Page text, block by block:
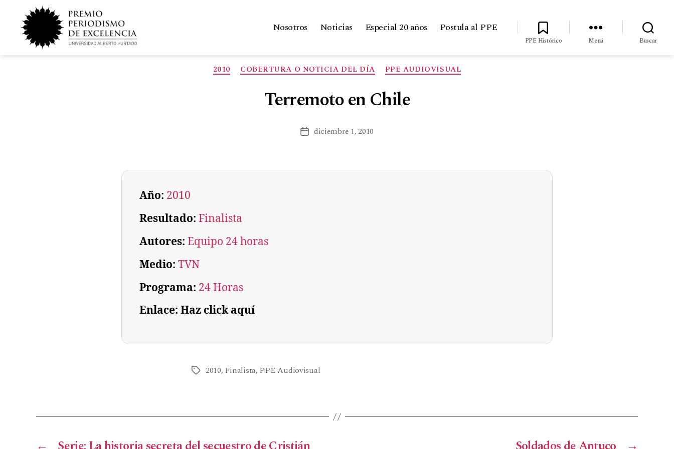
Nosotros Noticias Especial 20 años Postula al PPE
PPE Histórico Menú Buscar
2010 COBERTURA O NOTICIA DEL DÍA PPE AUDIOVISUAL
Terremoto en Chile
diciembre 1, 2010
Año: 2010
Resultado: Finalista
Autores: Equipo 24 horas
Medio: TVN
Programa: 24 Horas
Enlace: Haz click aquí
2010, Finalista, PPE Audiovisual